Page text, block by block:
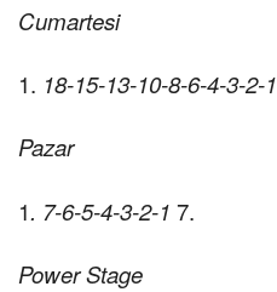
Cumartesi
1. 18-15-13-10-8-6-4-3-2-1
Pazar
1. 7-6-5-4-3-2-1 7.
Power Stage